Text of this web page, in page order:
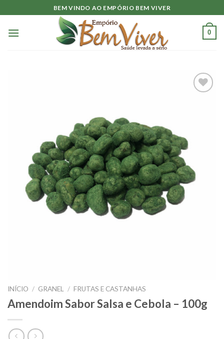
to
content
BEM VINDO AO EMPÓRIO BEM VIVER
0
INÍCIO / GRANEL / FRUTAS E CASTANHAS
Amendoim Sabor Salsa e Cebola – 100g